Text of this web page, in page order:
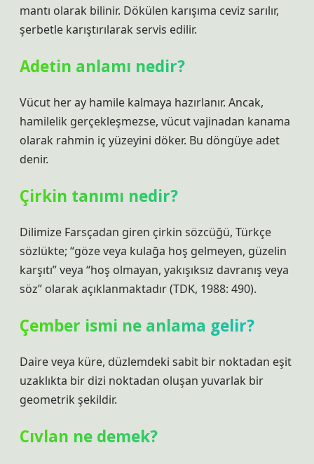
mantı olarak bilinir. Dökülen karışıma ceviz sarılır,
şerbetle karıştırılarak servis edilir.
Adetin anlamı nedir?
Vücut her ay hamile kalmaya hazırlanır. Ancak,
hamilelik gerçekleşmezse, vücut vajinadan kanama
olarak rahmin iç yüzeyini döker. Bu döngüye adet
denir.
Çirkin tanımı nedir?
Dilimize Farsçadan giren çirkin sözcüğü, Türkçe
sözlükte; “göze veya kulağa hoş gelmeyen, güzelin
karşıtı” veya “hoş olmayan, yakışıksız davranış veya
söz” olarak açıklanmaktadır (TDK, 1988: 490).
Çember ismi ne anlama gelir?
Daire veya küre, düzlemdeki sabit bir noktadan eşit
uzaklıkta bir dizi noktadan oluşan yuvarlak bir
geometrik şekildir.
Cıvlan ne demek?